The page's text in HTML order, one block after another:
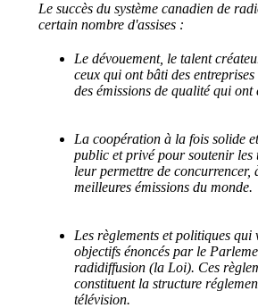
Le succès du système canadien de
certain nombre d'assises :
Le dévouement, le talent
ceux qui ont bâti des
des émissions de qualité qui
La coopération à la fois solide
public et privé pour soutenir les
leur permettre de concurrencer,
meilleures émissions du monde.
Les règlements et politiques qui
objectifs énoncés par le
radidiffusion (la Loi). Ces
constituent la structure
télévision.